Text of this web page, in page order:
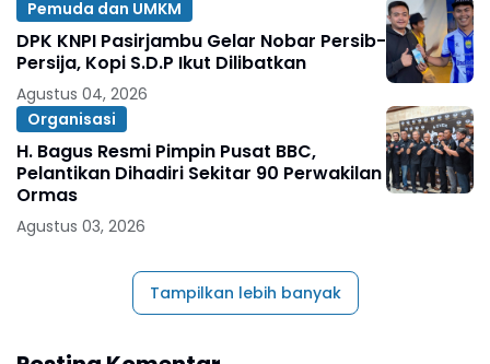
Pemuda dan UMKM
DPK KNPI Pasirjambu Gelar Nobar Persib-
Persija, Kopi S.D.P Ikut Dilibatkan
Agustus 04, 2026
Organisasi
H. Bagus Resmi Pimpin Pusat BBC,
Pelantikan Dihadiri Sekitar 90 Perwakilan
Ormas
Agustus 03, 2026
Tampilkan lebih banyak